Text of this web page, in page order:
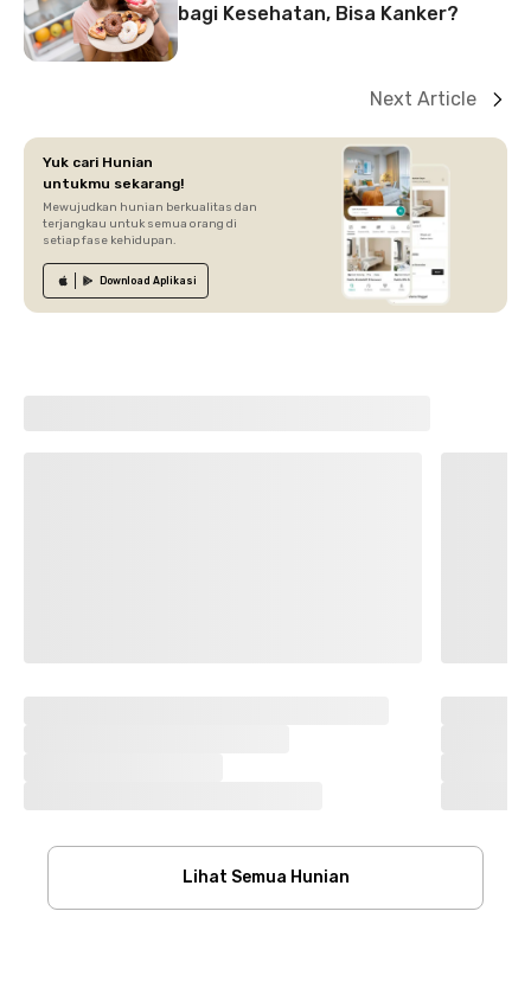
bagi Kesehatan, Bisa Kanker?
Next Article
Yuk cari Hunian
untukmu sekarang!
Mewujudkan hunian berkualitas dan
terjangkau untuk semua orang di
setiap fase kehidupan.
Download Aplikasi
Lihat Semua Hunian